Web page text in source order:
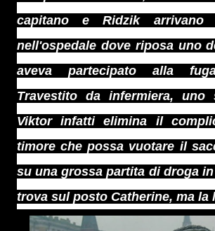
capitano e Ridzik arrivano
nell'ospedale dove riposa uno
aveva partecipato alla
Travestito da infermiera, uno
Viktor infatti elimina il
timore che possa vuotare il
su una grossa partita di droga
trova sul posto Catherine, ma la